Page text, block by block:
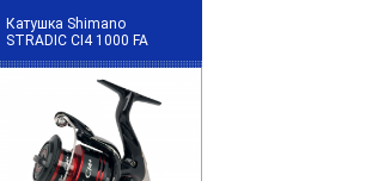
Катушка Shimano
STRADIC CI4 1000 FA